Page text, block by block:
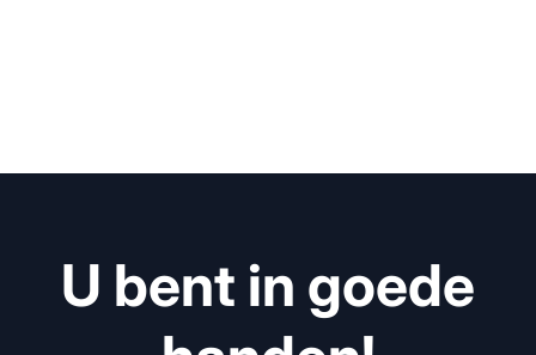
U bent in goede